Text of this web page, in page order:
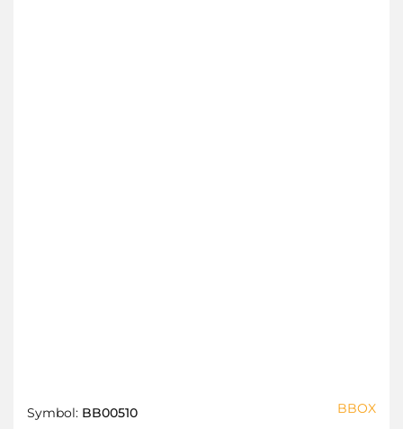
Symbol: BB00510 BBOX